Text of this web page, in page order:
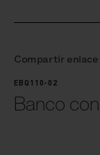
Compartir enlace
EBQ110-02
Banco